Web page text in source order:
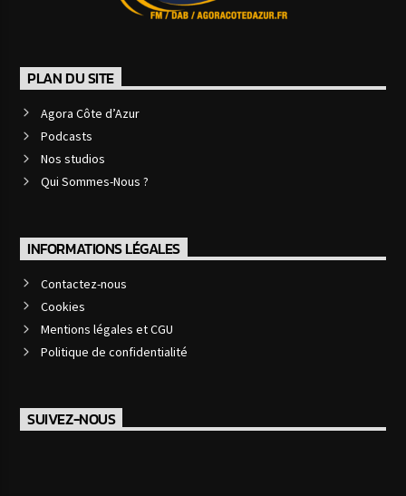
PLAN DU SITE
Agora Côte d’Azur
Podcasts
Nos studios
Qui Sommes-Nous ?
INFORMATIONS LÉGALES
Contactez-nous
Cookies
Mentions légales et CGU
Politique de confidentialité
SUIVEZ-NOUS